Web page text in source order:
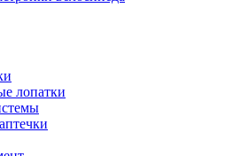
лопатки